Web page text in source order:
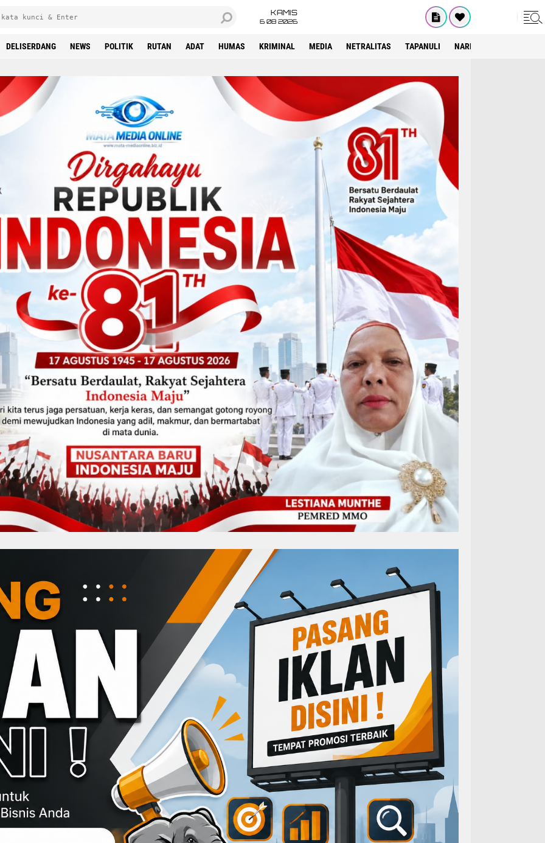
KAMIS
6 08 2026
DELISERDANG NEWS POLITIK RUTAN ADAT HUMAS KRIMINAL MEDIA NETRALITAS TAPANULI NARKOTIKA